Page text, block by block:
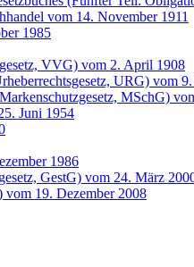
vom 14. November 1911
1985
VVG) vom 2. April 1908
URG) vom
MSchG)
Juni 1954
1986
GestG) vom 24. März
19. Dezember 2008